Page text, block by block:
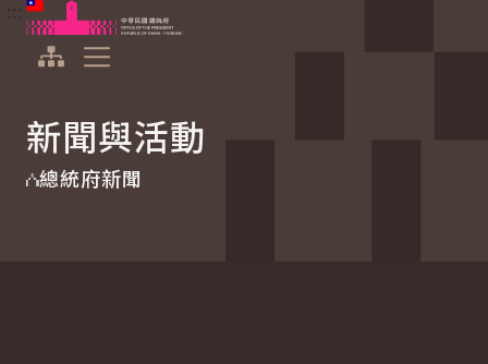
跳到主要內容
中華民國總統府
新聞與活動
總統府新聞